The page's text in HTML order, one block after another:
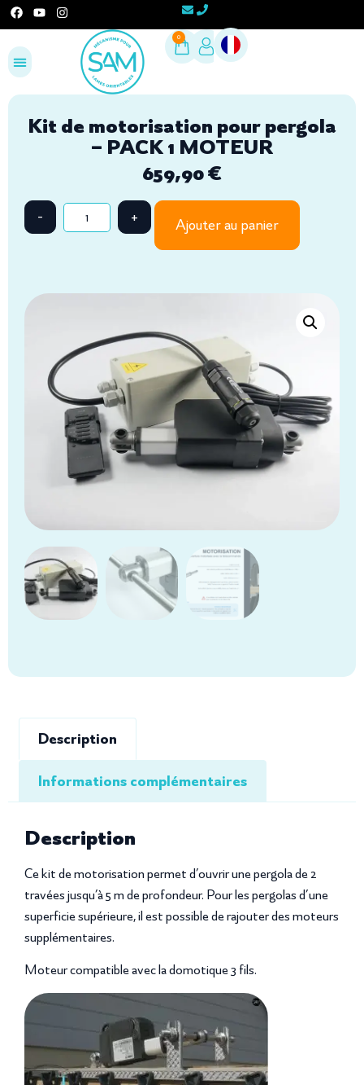
0
Kit de motorisation pour pergola
– PACK 1 MOTEUR
659,90€
Ajouter au panier
Description
Informations complémentaires
Description
Ce kit de motorisation permet d’ouvrir une pergola de 2
travées jusqu’à 5 m de profondeur. Pour les pergolas d’une
superficie supérieure, il est possible de rajouter des moteurs
supplémentaires.
Moteur compatible avec la domotique 3 fils.